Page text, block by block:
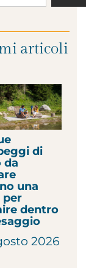
articoli
di
da
una
per
dentro
2026